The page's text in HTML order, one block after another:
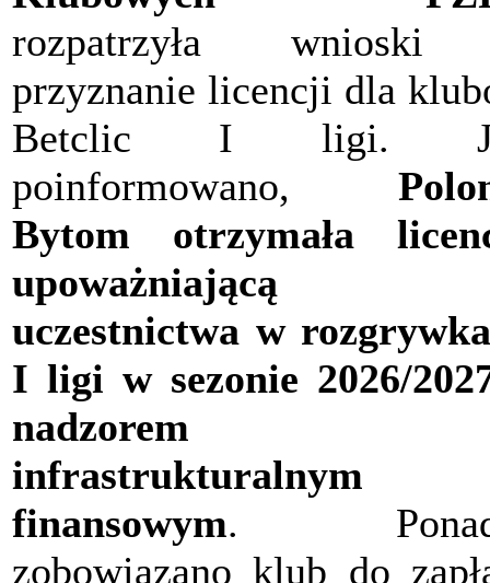
rozpatrzyła
przyznanie licencji dla
Betclic I ligi.
poinformowano,
Bytom otrzymała
upoważniającą
uczestnictwa w
I ligi w sezonie 2026/
nadzorem
finansowym.
zobowiązano klub do